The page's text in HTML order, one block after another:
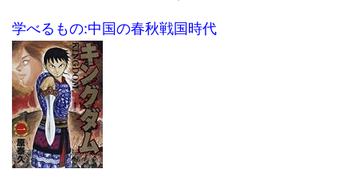
学べるもの:中国の春秋戦国時代